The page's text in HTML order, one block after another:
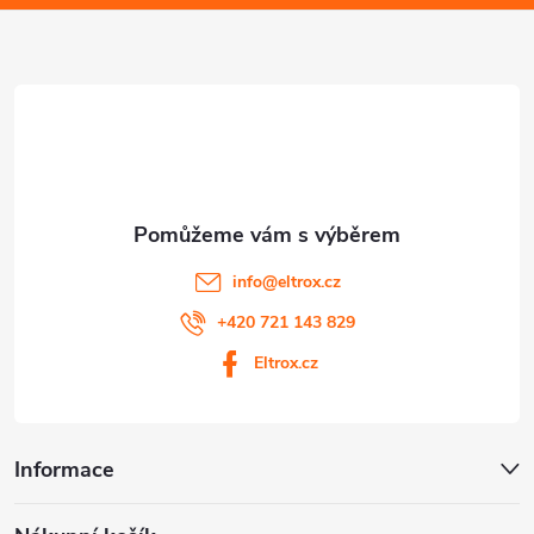
s
a
info@eltrox.cz
+420 721 143 829
Eltrox.cz
Informace